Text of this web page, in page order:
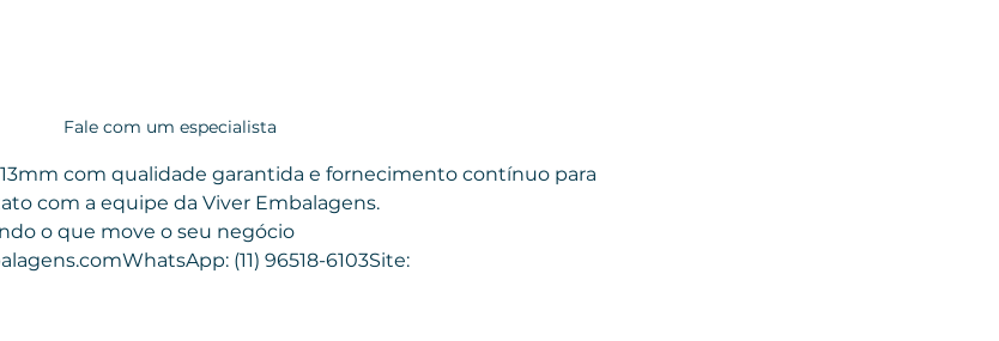
Fale com um especialista
com qualidade garantida e fornecimento contínuo para
com a equipe da Viver Embalagens.
o que move o seu negócio
(11) 96518-6103Site: